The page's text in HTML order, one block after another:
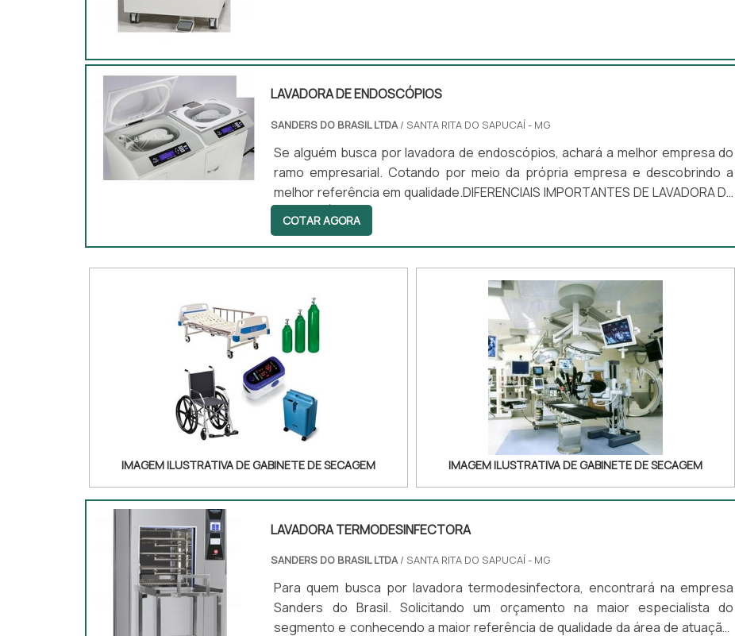
LAVADORA DE ENDOSCÓPIOS
SANDERS DO BRASIL LTDA / SANTA RITA DO SAPUCAÍ - MG
Se alguém busca por lavadora de endoscópios, achará a melhor empresa do
ramo empresarial. Cotando por meio da própria empresa e descobrindo a
melhor referência em qualidade.DIFERENCIAIS IMPORTANTES DE LAVADORA DE
ENDOSCÓPIOSQuem quer achar lavadora de endoscópios em uma empresa
inovadora, depara com a Sanders do Brasil. A empresa atua com lavadoras
ultrassônicas e circuladores de saneantes, garantindo a satisfação da venda à
entrega fin...
COTAR AGORA
IMAGEM ILUSTRATIVA DE GABINETE DE SECAGEM IMAGEM ILUSTRATIVA DE GABINETE DE SECAGEM
LAVADORA TERMODESINFECTORA
SANDERS DO BRASIL LTDA/ SANTA RITA DO SAPUCAÍ - MG
Para quem busca por lavadora termodesinfectora, encontrará na empresa
Sanders do Brasil. Solicitando um orçamento na maior especialista do
segmento e conhecendo a maior referência de qualidade da área de atuação.